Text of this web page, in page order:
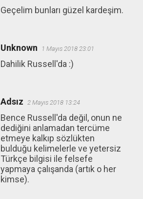
Geçelim bunları güzel kardeşim.
Unknown 1 Mayıs 2018 23:01
Dahilik Russell'da :)
Adsız 2 Mayıs 2018 13:24
Bence Russell'da değil, onun ne
dediğini anlamadan tercüme
etmeye kalkıp sözlükten
bulduğu kelimelerle ve yetersiz
Türkçe bilgisi ile felsefe
yapmaya çalışanda (artık o her
kimse).